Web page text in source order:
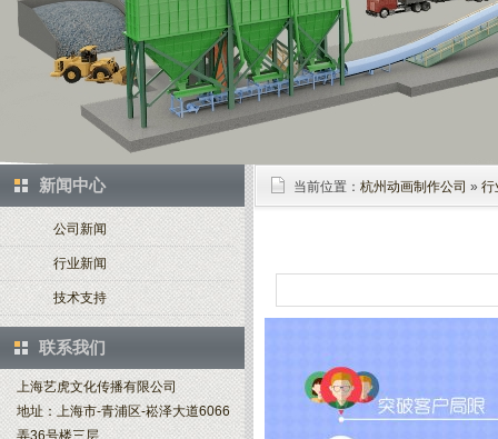
新闻中心
公司新闻
行业新闻
技术支持
联系我们
上海艺虎文化传播有限公司
地址：上海市-青浦区-崧泽大道6066
弄36号楼三层
当前位置： 杭州动画制作公司 » 行